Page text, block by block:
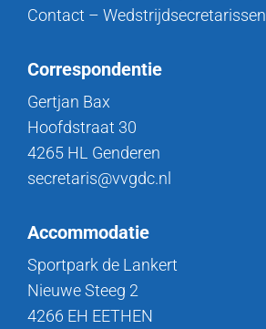
Contact – Wedstrijdsecretarissen
Correspondentie
Gertjan Bax
Hoofdstraat 30
4265 HL Genderen
secretaris@vvgdc.nl
Accommodatie
Sportpark de Lankert
Nieuwe Steeg 2
4266 EH EETHEN